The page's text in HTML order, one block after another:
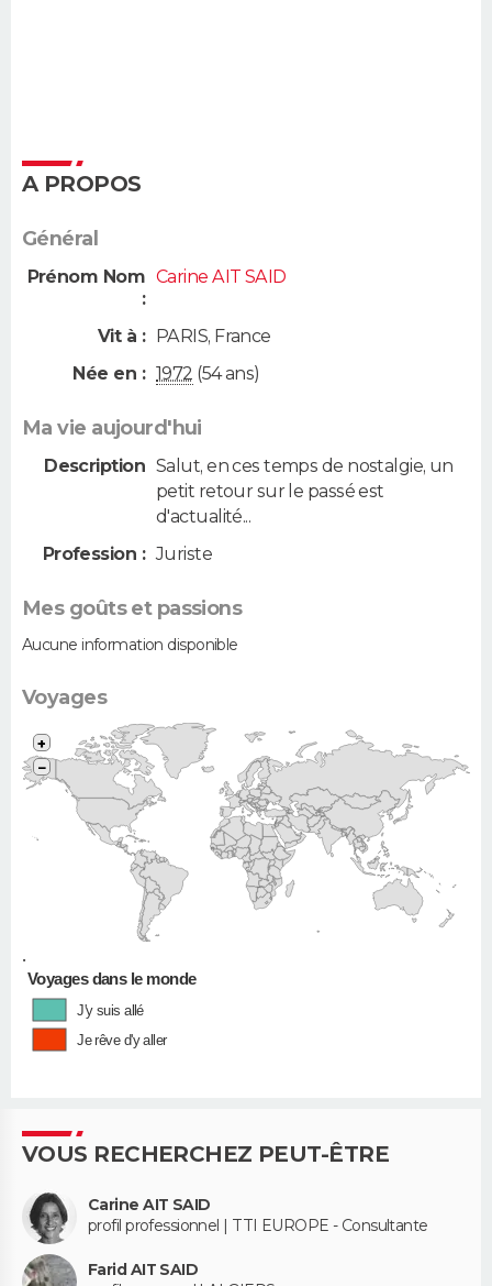
A PROPOS
Général
Prénom Nom
:
Carine AIT SAID
Vit à : PARIS, France
Née en : 1972 (54 ans)
Ma vie aujourd'hui
Description Salut, en ces temps de nostalgie, un
petit retour sur le passé est
d'actualité...
Profession : Juriste
Mes goûts et passions
Aucune information disponible
Voyages
•
+
−
Voyages dans le monde
J'y suis allé
Je rêve d'y aller
VOUS RECHERCHEZ PEUT-ÊTRE
Carine AIT SAID
profil professionnel | TTI EUROPE - Consultante
Farid AIT SAID